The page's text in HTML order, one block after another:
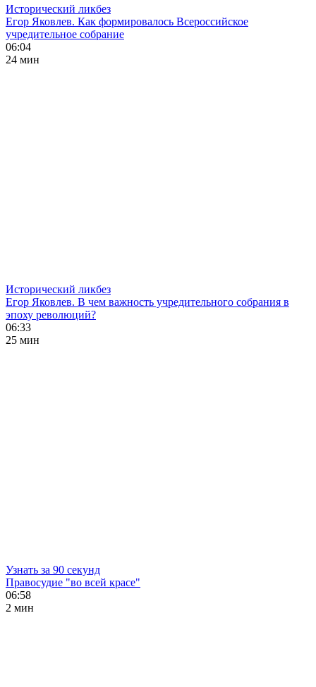
Исторический ликбез
Егор Яковлев. Как формировалось Всероссийское
учредительное собрание
06:04
24 мин
Исторический ликбез
Егор Яковлев. В чем важность учредительного собрания в
эпоху революций?
06:33
25 мин
Узнать за 90 секунд
Правосудие "во всей красе"
06:58
2 мин